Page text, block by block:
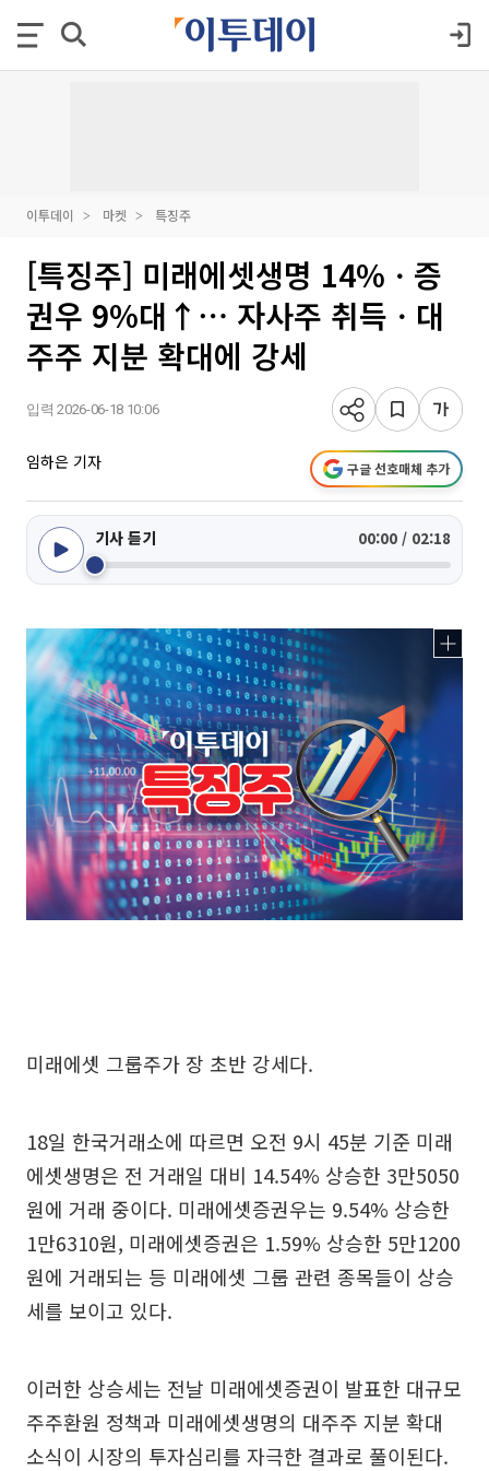
이투데이 마켓 특징주
[특징주] 미래에셋생명 14%ㆍ증
권우 9%대↑⋯ 자사주 취득ㆍ대
주주 지분 확대에 강세
입력 2026-06-18 10:06
임하은 기자 구글 선호매체 추가
기사 듣기 00:00 / 02:18
미래에셋 그룹주가 장 초반 강세다.
18일 한국거래소에 따르면 오전 9시 45분 기준 미래
에셋생명은 전 거래일 대비 14.54% 상승한 3만5050
원에 거래 중이다. 미래에셋증권우는 9.54% 상승한
1만6310원, 미래에셋증권은 1.59% 상승한 5만1200
원에 거래되는 등 미래에셋 그룹 관련 종목들이 상승
세를 보이고 있다.
이러한 상승세는 전날 미래에셋증권이 발표한 대규모
주주환원 정책과 미래에셋생명의 대주주 지분 확대
소식이 시장의 투자심리를 자극한 결과로 풀이된다.